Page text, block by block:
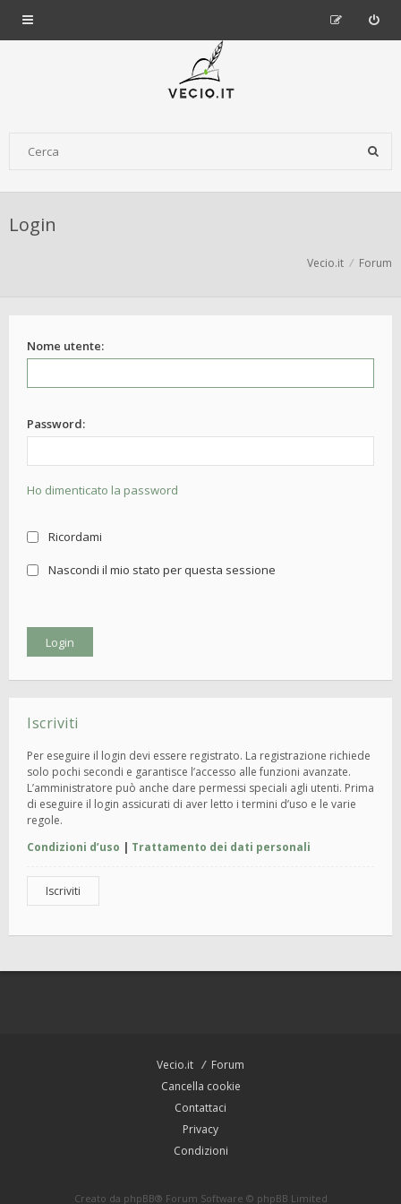
Login
Vecio.it Forum
Nome utente:
Password:
Ho dimenticato la password
Ricordami
Nascondi il mio stato per questa sessione
Iscriviti
Per eseguire il login devi essere registrato. La registrazione richiede
solo pochi secondi e garantisce l’accesso alle funzioni avanzate.
L’amministratore può anche dare permessi speciali agli utenti. Prima
di eseguire il login assicurati di aver letto i termini d’uso e le varie
regole.
Condizioni d’uso | Trattamento dei dati personali
Iscriviti
Vecio.it
Forum
Cancella cookie
Contattaci
Privacy
Condizioni
Creato da phpBB® Forum Software © phpBB Limited